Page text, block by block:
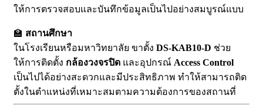
ให้การตรวจสอบและบันทึกข้อมูลเป็นไปอย่างสมบูรณ์แบบ
🏫 สถานศึกษา
ในโรงเรียนหรือมหาวิทยาลัย ขาตั้ง DS-KAB10-D ช่วย
ให้การติดตั้ง กล้องวงจรปิด และอุปกรณ์ Access Control
เป็นไปได้อย่างสะดวกและมีประสิทธิภาพ ทำให้สามารถติด
ตั้งในตำแหน่งที่เหมาะสมตามความต้องการของสถานที่